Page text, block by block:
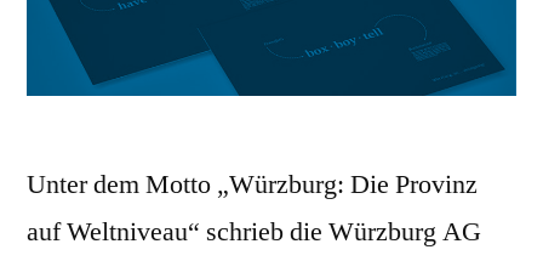
Unter dem Motto „Würzburg: Die Provinz
auf Weltniveau“ schrieb die Würzburg AG